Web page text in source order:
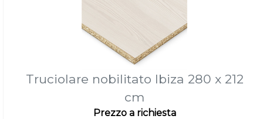
Truciolare nobilitato Ibiza 280 x 212
cm
Prezzo a richiesta